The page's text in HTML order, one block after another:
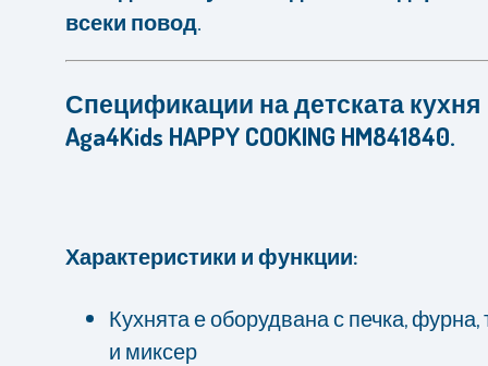
всеки повод.
Спецификации на детската кухня
Aga4Kids HAPPY COOKING HM841840.
Характеристики и функции:
Кухнята е оборудвана с печка, фурна,
и миксер